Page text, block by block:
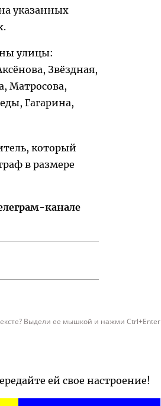
указанных
улицы:
Звёздная,
Матросова,
Гагарина,
который
в размере
канале
Выдели ее мышкой и нажми Ctrl+Enter
ей свое настроение!